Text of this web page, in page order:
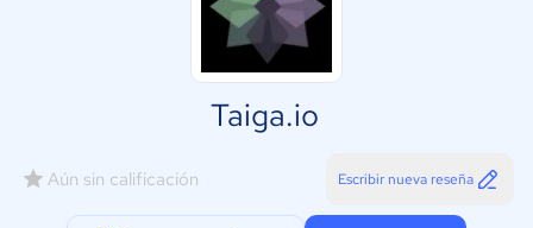
Taiga.io
Aún sin calificación Escribir nueva reseña